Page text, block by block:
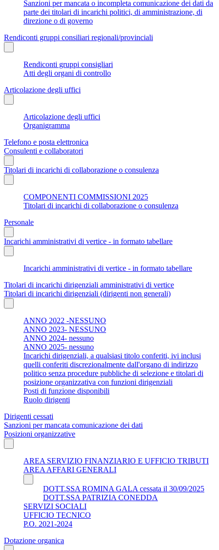
Sanzioni per mancata o incompleta comunicazione dei dati da
parte dei titolari di incarichi politici, di amministrazione, di
direzione o di governo
Rendiconti gruppi consiliari regionali/provinciali
Rendiconti gruppi consigliari
Atti degli organi di controllo
Articolazione degli uffici
Articolazione degli uffici
Organigramma
Telefono e posta elettronica
Consulenti e collaboratori
Titolari di incarichi di collaborazione o consulenza
COMPONENTI COMMISSIONI 2025
Titolari di incarichi di collaborazione o consulenza
Personale
Incarichi amministrativi di vertice - in formato tabellare
Incarichi amministrativi di vertice - in formato tabellare
Titolari di incarichi dirigenziali amministrativi di vertice
Titolari di incarichi dirigenziali (dirigenti non generali)
ANNO 2022 -NESSUNO
ANNO 2023- NESSUNO
ANNO 2024- nessuno
ANNO 2025- nessuno
Incarichi dirigenziali, a qualsiasi titolo conferiti, ivi inclusi
quelli conferiti discrezionalmente dall'organo di indirizzo
politico senza procedure pubbliche di selezione e titolari di
posizione organizzativa con funzioni dirigenziali
Posti di funzione disponibili
Ruolo dirigenti
Dirigenti cessati
Sanzioni per mancata comunicazione dei dati
Posizioni organizzative
AREA SERVIZIO FINANZIARIO E UFFICIO TRIBUTI
AREA AFFARI GENERALI
DOTT.SSA ROMINA GALA cessata il 30/09/2025
DOTT.SSA PATRIZIA CONEDDA
SERVIZI SOCIALI
UFFICIO TECNICO
P.O. 2021-2024
Dotazione organica